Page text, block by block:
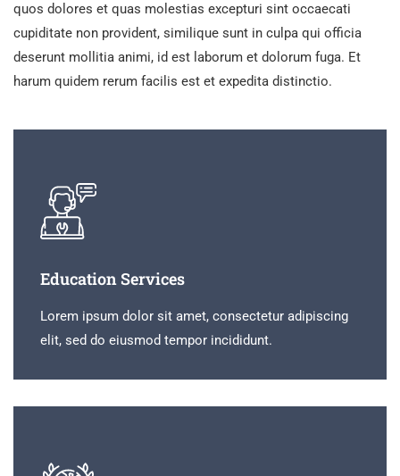
quos dolores et quas molestias excepturi sint occaecati
cupiditate non provident, similique sunt in culpa qui officia
deserunt mollitia animi, id est laborum et dolorum fuga. Et
harum quidem rerum facilis est et expedita distinctio.
Education Services
Lorem ipsum dolor sit amet, consectetur adipiscing
elit, sed do eiusmod tempor incididunt.